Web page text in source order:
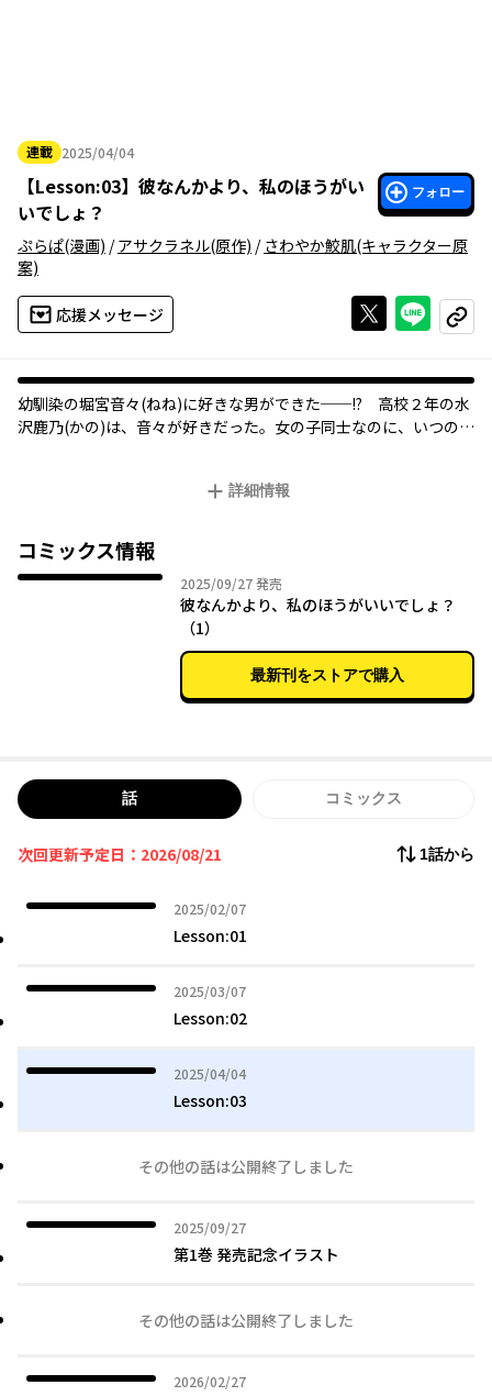
連載 2025/04/04
2025年04月04日
【Lesson:03】 彼なんかより、私のほうがい
いでしょ？
フォロー
ぷらぱ(漫画) /アサクラネル(原作) / さわやか鮫肌(キャラクター原
案)
応援メッセージ Xで投稿する
ライン
コピー
幼馴染の堀宮音々(ねね)に好きな男ができた──!? 高校２年の水
沢鹿乃(かの)は、音々が好きだった。女の子同士なのに、いつの間
乃の思考はとんでもない方向に向かっていく──!!
と!!）」
愛すべき親友の女子をカラダで寝取る(!?)、一大攻略作戦開始!!
詳細情報
コミックス情報
2025/09/272025年09月27日
発売
彼なんかより、私のほうがいいでしょ？
（1）
最新刊をストアで購入
話 コミックス
次回更新予定日：2026/08/21 1話から
2025/02/07
2025年02月07日
Lesson:01
2025/03/07
2025年03月07日
Lesson:02
2025/04/04
2025年04月04日
Lesson:03
その他の話は公開終了しました
2025/09/27
2025年09月27日
第1巻 発売記念イラスト
その他の話は公開終了しました
2026/02/27
2026年02月27日